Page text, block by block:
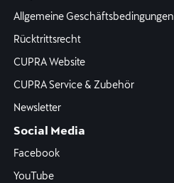
Allgemeine Geschäftsbedingungen
Rücktrittsrecht
CUPRA Website
CUPRA Service & Zubehör
Newsletter
Social Media
Facebook
YouTube